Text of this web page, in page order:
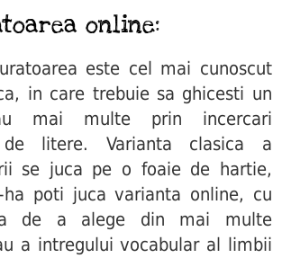
online:
este cel mai cunoscut
in care trebuie sa ghicesti un
mai multe prin incercari
de litere. Varianta clasica a
se juca pe o foaie de hartie,
ha poti juca varianta online, cu
de a alege din mai multe
a intregului vocabular al limbii